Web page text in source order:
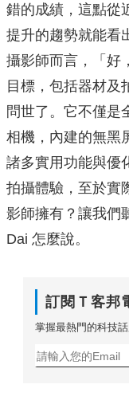
錯的成績，這點從
提升的趨勢就能看
攝影師而言，「好
目標，包括器材及
問世了。它不僅是
相機，內建的無黑
諸多實用功能與優
拍攝體驗，至於實
影師擁有？讓我們
Dai 怎麼說。
訂閱Ｔ客邦
掌握最熱門的科技